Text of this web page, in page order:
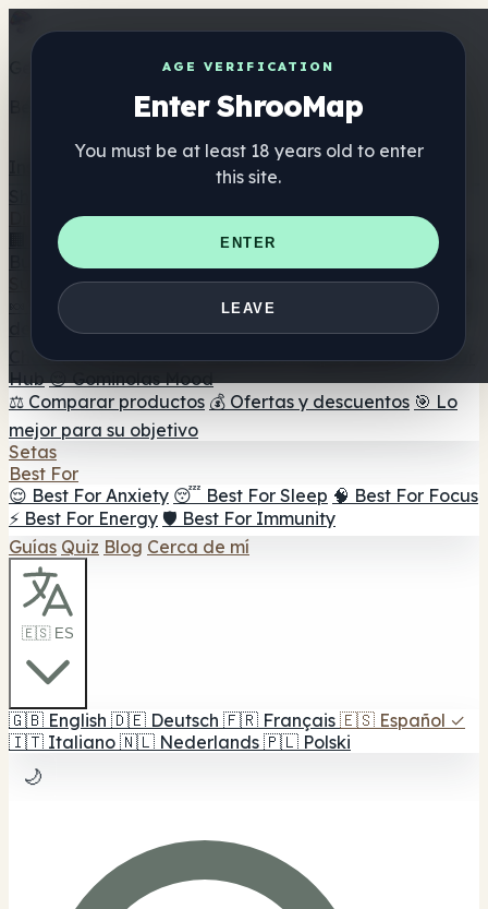
AGE VERIFICATION
Enter ShrooMap
You must be at least 18 years old to enter
this site.
ENTER
LEAVE
Get the ShrooMap app
Better than mobile web — one tap away
Directorio
🏢 Directorio de marcas
📍 Buscador de tiendas
Buscador de tiendas Smartshop
🛒 Headshops en línea
Suplementos
🍬 Gominolas de setas
💊 Cápsulas de setas
💧 Tinturas
de setas 🫙 Polvos de setas ☕ Café con setas 🍫
Chocolate con setas 💨 Mushroom Vapes 🍫 Shroom Bar
Hub 😌 Gominolas Mood
⚖️ Comparar productos 💰 Ofertas y descuentos 🎯 Lo
mejor para su objetivo
Setas
Best For
😌 Best For Anxiety 😴 Best For Sleep 🧠 Best For Focus
⚡ Best For Energy 🛡️ Best For Immunity
Guías Quiz Blog Cerca de mí
🇪🇸 ES
🇬🇧 English 🇩🇪 Deutsch 🇫🇷 Français 🇪🇸 Español ✓
🇮🇹 Italiano 🇳🇱 Nederlands 🇵🇱 Polski
🌙